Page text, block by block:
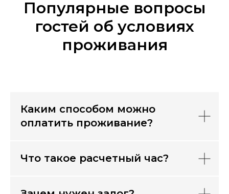
Популярные вопросы
гостей об условиях
проживания
Каким способом можно
оплатить проживание?
Что такое расчетный час?